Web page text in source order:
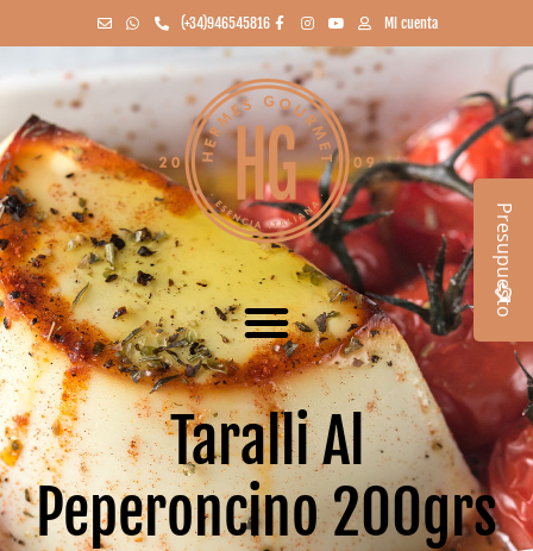
(+34)946545816 Mi cuenta
Taralli Al
Peperoncino 200grs
Presupuesto